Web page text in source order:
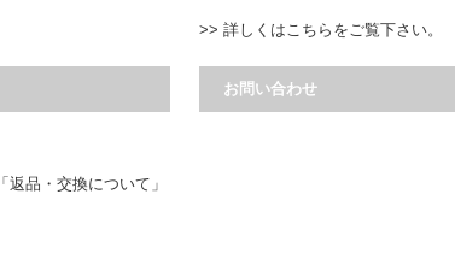
>> 詳しくはこちらをご覧下さい。
「返品・交換について」
お問い合わせ